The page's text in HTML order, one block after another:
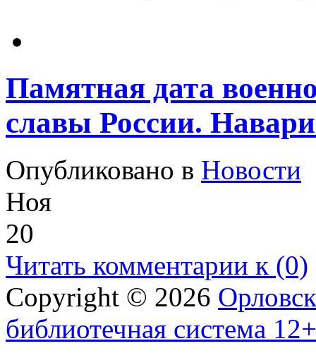
Памятная дата
славы России.
Опубликовано в Новости
Ноя
20
Читать комментарии к (0)
Copyright © 2026
библиотечная система 12+